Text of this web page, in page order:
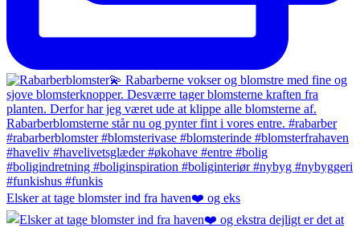
Elsker at tage blomster ind fra haven❤️ og eks